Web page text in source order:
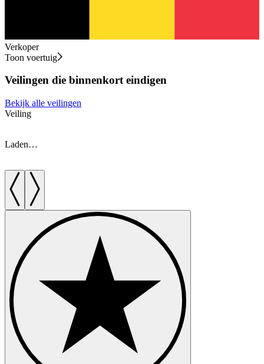
Verkoper
Toon voertuig
Veilingen die binnenkort eindigen
Bekijk alle veilingen
Veiling
Laden…